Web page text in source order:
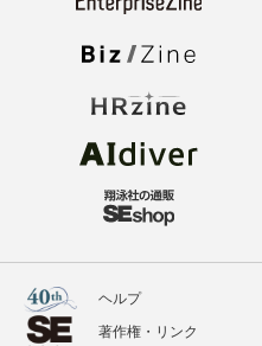
ヘルプ
著作権・リンク